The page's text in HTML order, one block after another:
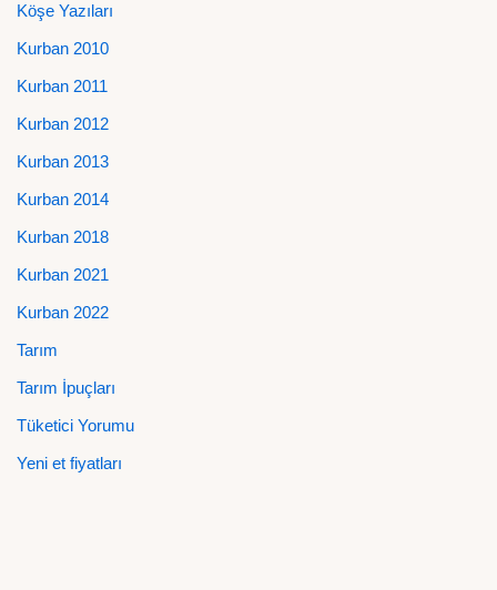
Köşe Yazıları
Kurban 2010
Kurban 2011
Kurban 2012
Kurban 2013
Kurban 2014
Kurban 2018
Kurban 2021
Kurban 2022
Tarım
Tarım İpuçları
Tüketici Yorumu
Yeni et fiyatları